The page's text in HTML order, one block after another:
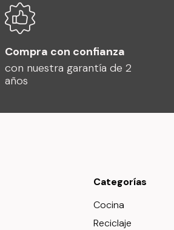
Compra con confianza
con nuestra garantía de 2
años
Categorías
Cocina
Reciclaje